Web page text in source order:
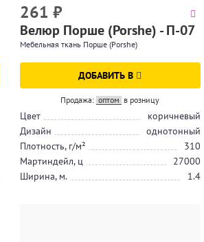
261 ₽
Велюр Порше (Porshe) - П-07
Мебельная ткань Порше (Porshe)
ДОБАВИТЬ В
Продажа: оптом в розницу
Цвет
коричневый
Дизайн
однотонный
Плотность, г/м²
310
Мартиндейл, ц
27000
Ширина, м.
1.4